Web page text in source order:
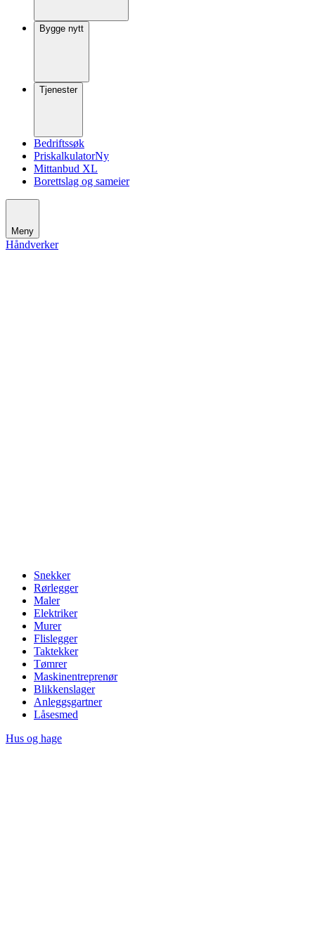
Bygge nytt
Tjenester
Bedriftssøk
PriskalkulatorNy
Mittanbud XL
Borettslag og sameier
Meny
Håndverker
Snekker
Rørlegger
Maler
Elektriker
Murer
Flislegger
Taktekker
Tømrer
Maskinentreprenør
Blikkenslager
Anleggsgartner
Låsesmed
Hus og hage